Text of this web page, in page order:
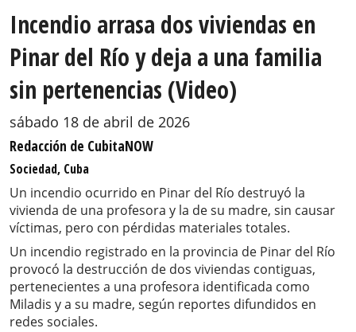
Incendio arrasa dos viviendas en
Pinar del Río y deja a una familia
sin pertenencias (Video)
sábado 18 de abril de 2026
Redacción de CubitaNOW
Sociedad, Cuba
Un incendio ocurrido en Pinar del Río destruyó la
vivienda de una profesora y la de su madre, sin causar
víctimas, pero con pérdidas materiales totales.
Un incendio registrado en la provincia de Pinar del Río
provocó la destrucción de dos viviendas contiguas,
pertenecientes a una profesora identificada como
Miladis y a su madre, según reportes difundidos en
redes sociales.